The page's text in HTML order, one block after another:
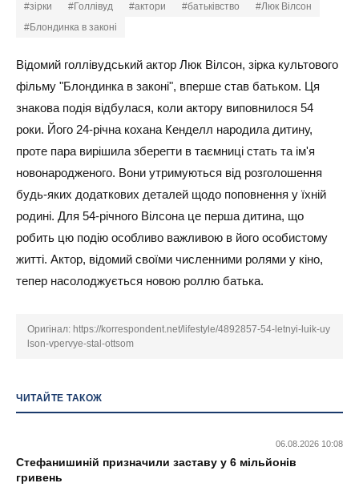
#зірки #Голлівуд #актори #батьківство
#Люк Вілсон
#Блондинка в законі
Відомий голлівудський актор Люк Вілсон, зірка культового
фільму "Блондинка в законі", вперше став батьком. Ця
знакова подія відбулася, коли актору виповнилося 54
роки. Його 24-річна кохана Кенделл народила дитину,
проте пара вирішила зберегти в таємниці стать та ім'я
новонародженого. Вони утримуються від розголошення
будь-яких додаткових деталей щодо поповнення у їхній
родині. Для 54-річного Вілсона це перша дитина, що
робить цю подію особливо важливою в його особистому
житті. Актор, відомий своїми численними ролями у кіно,
тепер насолоджується новою роллю батька.
Оригінал: https://korrespondent.net/lifestyle/4892857-54-letnyi-luik-uy
lson-vpervye-stal-ottsom
ЧИТАЙТЕ ТАКОЖ
06.08.2026 10:08
Стефанишиній призначили заставу у 6 мільйонів
гривень